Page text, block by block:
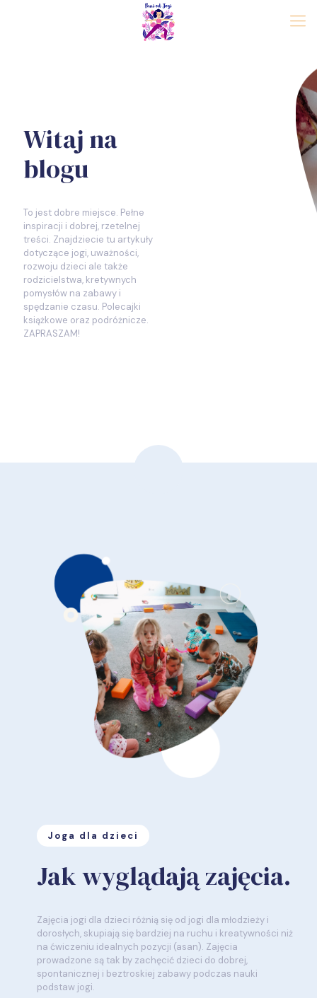
Witaj na
blogu
To jest dobre miejsce. Pełne
inspiracji i dobrej, rzetelnej
treści. Znajdziecie tu artykuły
dotyczące jogi, uważności,
rozwoju dzieci ale także
rodzicielstwa, kretywnych
pomysłów na zabawy i
spędzanie czasu. Polecajki
książkowe oraz podróżnicze.
ZAPRASZAM!
Joga dla dzieci
Jak wyglądają zajęcia.
Zajęcia jogi dla dzieci różnią się od jogi dla młodzieży i
dorosłych, skupiają się bardziej na ruchu i kreatywności niż
na ćwiczeniu idealnych pozycji (asan). Zajęcia
prowadzone są tak by zachęcić dzieci do dobrej,
spontanicznej i beztroskiej zabawy podczas nauki
podstaw jogi.